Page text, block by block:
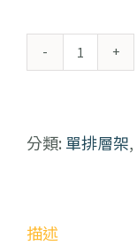
Merge
物
分類: 單排層架,
描述